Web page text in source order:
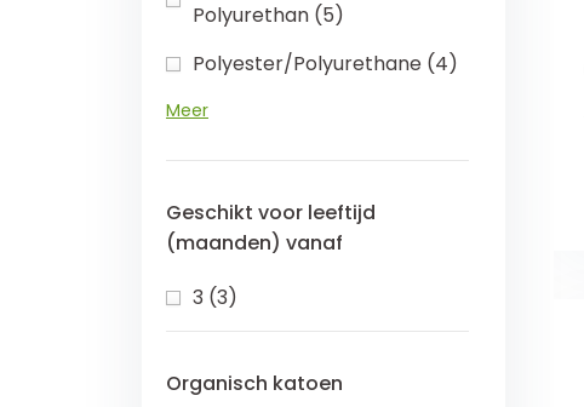
Polyurethan (5)
Polyester/Polyurethane (4)
Meer
Geschikt voor leeftijd
(maanden) vanaf
3 (3)
Organisch katoen